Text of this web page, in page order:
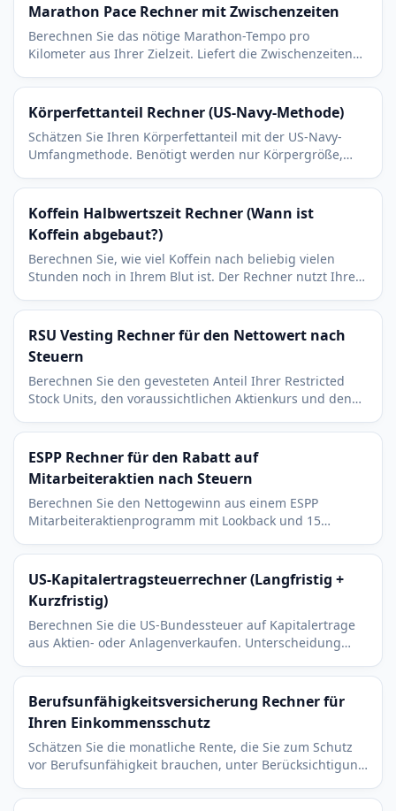
Marathon Pace Rechner mit Zwischenzeiten
Berechnen Sie das nötige Marathon-Tempo pro
Kilometer aus Ihrer Zielzeit. Liefert die Zwischenzeiten
Körperfettanteil Rechner (US-Navy-Methode)
Schätzen Sie Ihren Körperfettanteil mit der US-Navy-
Umfangmethode. Benötigt werden nur Körpergröße,
Koffein Halbwertszeit Rechner (Wann ist
Koffein abgebaut?)
Berechnen Sie, wie viel Koffein nach beliebig vielen
Stunden noch in Ihrem Blut ist. Der Rechner nutzt Ihre
RSU Vesting Rechner für den Nettowert nach
Steuern
Berechnen Sie den gevesteten Anteil Ihrer Restricted
Stock Units, den voraussichtlichen Aktienkurs und den
ESPP Rechner für den Rabatt auf
Mitarbeiteraktien nach Steuern
Berechnen Sie den Nettogewinn aus einem ESPP
Mitarbeiteraktienprogramm mit Lookback und 15
Kauftag.
US-Kapitalertragsteuerrechner (Langfristig +
Kurzfristig)
Berechnen Sie die US-Bundessteuer auf Kapitalertrage
aus Aktien- oder Anlagenverkaufen. Unterscheidung
Richtwerte).
Berufsunfähigkeitsversicherung Rechner für
Ihren Einkommensschutz
Schätzen Sie die monatliche Rente, die Sie zum Schutz
vor Berufsunfähigkeit brauchen, unter Berücksichtigung